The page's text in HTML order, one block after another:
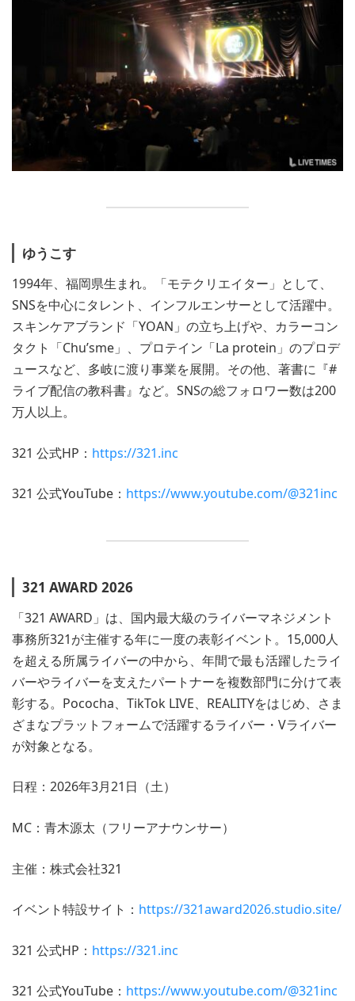
ゆうこす
1994年、福岡県生まれ。「モテクリエイター」として、
SNSを中心にタレント、インフルエンサーとして活躍中。
スキンケアブランド「YOAN」の立ち上げや、カラーコン
タクト「Chu’sme」、プロテイン「La protein」のプロデ
ュースなど、多岐に渡り事業を展開。その他、著書に『#
ライブ配信の教科書』など。SNSの総フォロワー数は200
万人以上。
321 公式HP： https://321.inc
321 公式YouTube： https://www.youtube.com/@321inc
321 AWARD 2026
「321 AWARD」は、国内最大級のライバーマネジメント
事務所321が主催する年に一度の表彰イベント。15,000人
を超える所属ライバーの中から、年間で最も活躍したライ
バーやライバーを支えたパートナーを複数部門に分けて表
彰する。Pococha、TikTok LIVE、REALITYをはじめ、さま
ざまなプラットフォームで活躍するライバー・Vライバー
が対象となる。
日程：2026年3月21日（土）
MC：青木源太（フリーアナウンサー）
主催：株式会社321
イベント特設サイト： https://321award2026.studio.site/
321 公式HP： https://321.inc
321 公式YouTube： https://www.youtube.com/@321inc